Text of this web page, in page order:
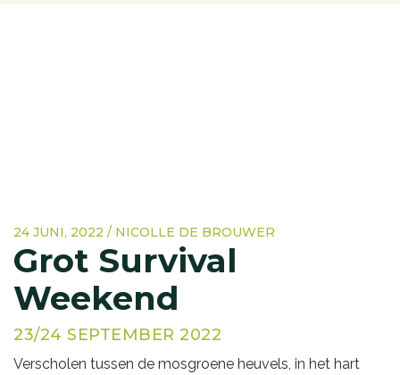
24 JUNI, 2022 / NICOLLE DE BROUWER
Grot Survival
Weekend
23/24 SEPTEMBER 2022
Verscholen tussen de mosgroene heuvels, in het hart